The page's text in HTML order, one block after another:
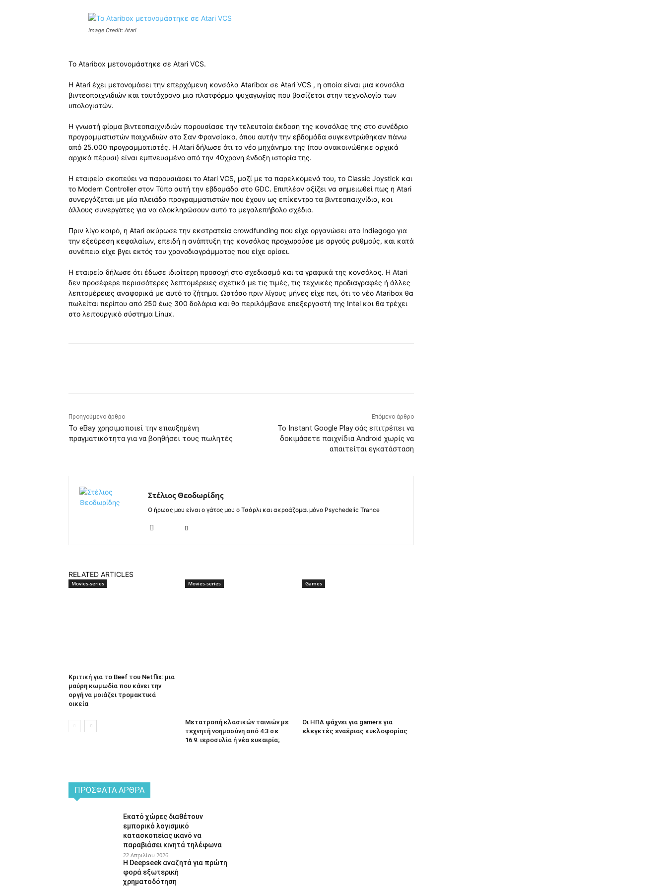
Image Credit: Atari
Το Ataribox μετονομάστηκε σε Atari VCS.
Η Atari έχει μετονομάσει την επερχόμενη κονσόλα Ataribox σε Atari VCS , η οποία είναι μια κονσόλα
βιντεοπαιχνιδιών και ταυτόχρονα μια πλατφόρμα ψυχαγωγίας που βασίζεται στην τεχνολογία των
υπολογιστών.
Η γνωστή φίρμα βιντεοπαιχνιδιών παρουσίασε την τελευταία έκδοση της κονσόλας της στο συνέδριο
προγραμματιστών παιχνιδιών στο Σαν Φρανσίσκο, όπου αυτήν την εβδομάδα συγκεντρώθηκαν πάνω
από 25.000 προγραμματιστές. Η Atari δήλωσε ότι το νέο μηχάνημα της (που ανακοινώθηκε αρχικά
αρχικά πέρυσι) είναι εμπνευσμένο από την 40χρονη ένδοξη ιστορία της.
Η εταιρεία σκοπεύει να παρουσιάσει το Atari VCS, μαζί με τα παρελκόμενά του, το Classic Joystick και
το Modern Controller στον Τύπο αυτή την εβδομάδα στο GDC. Επιπλέον αξίζει να σημειωθεί πως η Atari
συνεργάζεται με μία πλειάδα προγραμματιστών που έχουν ως επίκεντρο τα βιντεοπαιχνίδια, και
άλλους συνεργάτες για να ολοκληρώσουν αυτό το μεγαλεπήβολο σχέδιο.
Πριν λίγο καιρό, η Atari ακύρωσε την εκστρατεία crowdfunding που είχε οργανώσει στο Indiegogo για
την εξεύρεση κεφαλαίων, επειδή η ανάπτυξη της κονσόλας προχωρούσε με αργούς ρυθμούς, και κατά
συνέπεια είχε βγει εκτός του χρονοδιαγράμματος που είχε ορίσει.
Η εταιρεία δήλωσε ότι έδωσε ιδιαίτερη προσοχή στο σχεδιασμό και τα γραφικά της κονσόλας. Η Atari
δεν προσέφερε περισσότερες λεπτομέρειες σχετικά με τις τιμές, τις τεχνικές προδιαγραφές ή άλλες
λεπτομέρειες αναφορικά με αυτό το ζήτημα. Ωστόσο πριν λίγους μήνες είχε πει, ότι το νέο Ataribox θα
πωλείται περίπου από 250 έως 300 δολάρια και θα περιλάμβανε επεξεργαστή της Intel και θα τρέχει
στο λειτουργικό σύστημα Linux.
Προηγούμενο άρθρο
Το eBay χρησιμοποιεί την επαυξημένη
πραγματικότητα για να βοηθήσει τους πωλητές
Επόμενο άρθρο
Το Instant Google Play σάς επιτρέπει να
δοκιμάσετε παιχνίδια Android χωρίς να
απαιτείται εγκατάσταση
Στέλιος Θεοδωρίδης
Ο ήρωας μου είναι ο γάτος μου ο Τσάρλι και ακροάζομαι μόνο Psychedelic Trance
RELATED ARTICLES
Movies-series
Κριτική για το Beef του Netflix: μια
μαύρη κωμωδία που κάνει την
οργή να μοιάζει τρομακτικά
οικεία
Movies-series
Μετατροπή κλασικών ταινιών με
τεχνητή νοημοσύνη από 4:3 σε
16:9: ιεροσυλία ή νέα ευκαιρία;
Games
Οι ΗΠΑ ψάχνει για gamers για
ελεγκτές εναέριας κυκλοφορίας
ΠΡΌΣΦΑΤΑ ΆΡΘΡΑ
Εκατό χώρες διαθέτουν
εμπορικό λογισμικό
κατασκοπείας ικανό να
παραβιάσει κινητά τηλέφωνα
22 Απριλίου 2026
Η Deepseek αναζητά για πρώτη
φορά εξωτερική
χρηματοδότηση